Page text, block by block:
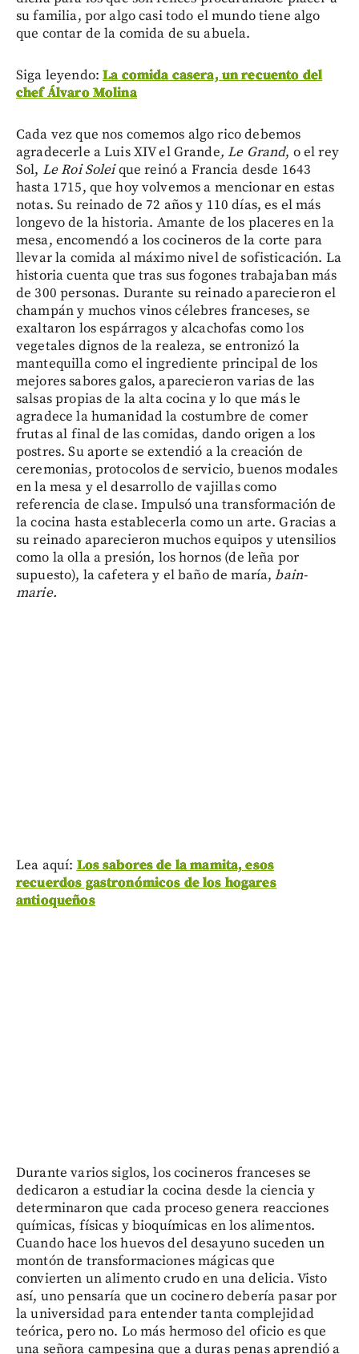
su familia, por algo casi todo el mundo tiene algo
que contar de la comida de su abuela.
Siga leyendo:La comida casera, un recuento del
chef Álvaro Molina
Cada vez que nos comemos algo rico debemos
agradecerle a Luis XIV el Grande, Le Grand, o el rey
Sol, Le Roi Soleique reinó a Francia desde 1643
hasta 1715, que hoy volvemos a mencionar en estas
notas. Su reinado de 72 años y 110 días, es el más
longevo de la historia. Amante de los placeres en la
mesa, encomendó a los cocineros de la corte para
llevar la comida al máximo nivel de sofisticación. La
historia cuenta que tras sus fogones trabajaban más
de 300 personas. Durante su reinado aparecieron el
champán y muchos vinos célebres franceses, se
exaltaron los espárragos y alcachofas como los
vegetales dignos de la realeza, se entronizó la
mantequilla como el ingrediente principal de los
mejores sabores galos, aparecieron varias de las
salsas propias de la alta cocina y lo que más le
agradece la humanidad la costumbre de comer
frutas al final de las comidas, dando origen a los
postres. Su aporte se extendió a la creación de
ceremonias, protocolos de servicio, buenos modales
en la mesa y el desarrollo de vajillas como
referencia de clase. Impulsó una transformación de
la cocina hasta establecerla como un arte. Gracias a
su reinado aparecieron muchos equipos y utensilios
como la olla a presión, los hornos (de leña por
supuesto), la cafetera y el baño de maría,bain-
marie.
Lea aquí: Los sabores de la mamita, esos
recuerdos gastronómicos de los hogares
antioqueños
Durante varios siglos, los cocineros franceses se
dedicaron a estudiar la cocina desde la ciencia y
determinaron que cada proceso genera reacciones
químicas, físicas y bioquímicas en los alimentos.
Cuando hace los huevos del desayuno suceden un
montón de transformaciones mágicas que
convierten un alimento crudo en una delicia. Visto
así, uno pensaría que un cocinero debería pasar por
la universidad para entender tanta complejidad
teórica, pero no. Lo más hermoso del oficio es que
una señora campesina que a duras penas aprendió a